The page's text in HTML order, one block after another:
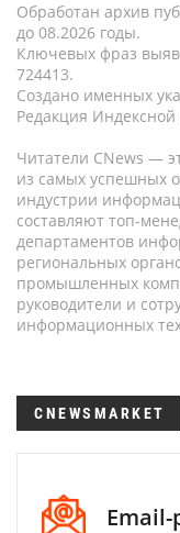
Обработан архив
до 08.2026 годы.
Ключевых фраз
724413.
Создано именных
Редакция Индексной
Читатели CNews —
из самых успешных
индустрии
составляют топ-
департаментов
региональных
промышленных
руководители и
информационных
CNEWSMARKET
Email-